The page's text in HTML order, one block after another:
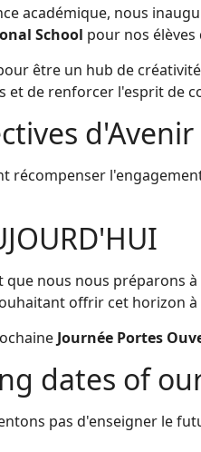
académique, nous
School pour nos élèves
être un hub de
et de renforcer l'esprit de
d'Avenir
récompenser
que nous nous préparons
offrir cet horizon
Journée Portes
dates of
pas d'enseigner le